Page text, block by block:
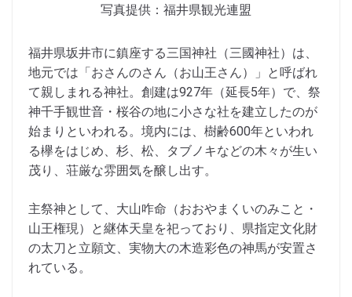
写真提供：福井県観光連盟
福井県坂井市に鎮座する三国神社（三國神社）は、
地元では「おさんのさん（お山王さん）」と呼ばれ
て親しまれる神社。創建は927年（延長5年）で、祭
神千手観世音・桜谷の地に小さな社を建立したのが
始まりといわれる。境内には、樹齢600年といわれ
る欅をはじめ、杉、松、タブノキなどの木々が生い
茂り、荘厳な雰囲気を醸し出す。
主祭神として、大山咋命（おおやまくいのみこと・
山王権現）と継体天皇を祀っており、県指定文化財
の太刀と立願文、実物大の木造彩色の神馬が安置さ
れている。